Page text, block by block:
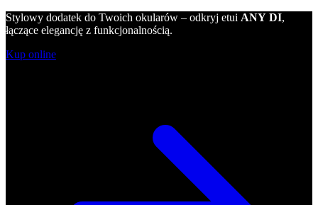
Stylowy dodatek do Twoich okularów – odkryj etui ANY DI,
łączące elegancję z funkcjonalnością.
Kup online